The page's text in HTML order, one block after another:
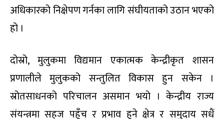
अधिकारको निक्षेपण गर्नका लागि संघीयताको उठान भएको
हो ।
दोस्रो, मुलुकमा विद्यमान एकात्मक केन्द्रीकृत शासन
प्रणालीले मुलुकको सन्तुलित विकास हुन सकेन ।
स्रोतसाधनको परिचालन असमान भयो । केन्द्रीय राज्य
संयन्त्रमा सहज पहुँच र प्रभाव हुने क्षेत्र र समुदाय सधैं